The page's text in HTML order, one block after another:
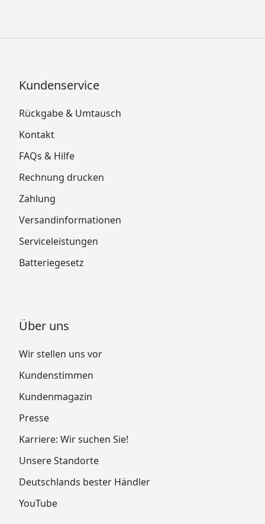
Kundenservice
Rückgabe & Umtausch
Kontakt
FAQs & Hilfe
Rechnung drucken
Zahlung
Versandinformationen
Serviceleistungen
Batteriegesetz
Über uns
Wir stellen uns vor
Kundenstimmen
Kundenmagazin
Presse
Karriere: Wir suchen Sie!
Unsere Standorte
Deutschlands bester Händler
YouTube